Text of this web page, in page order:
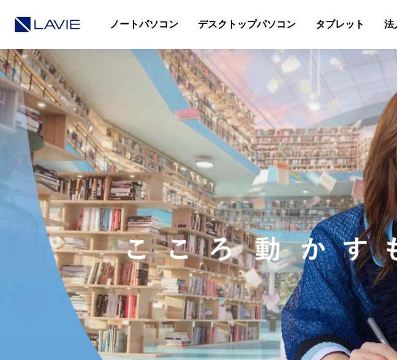
ノートパソコン デスクトップパソコン タブレット 法